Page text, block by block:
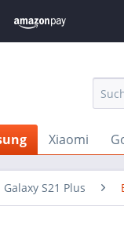
Xiaomi
Galaxy S21 Plus